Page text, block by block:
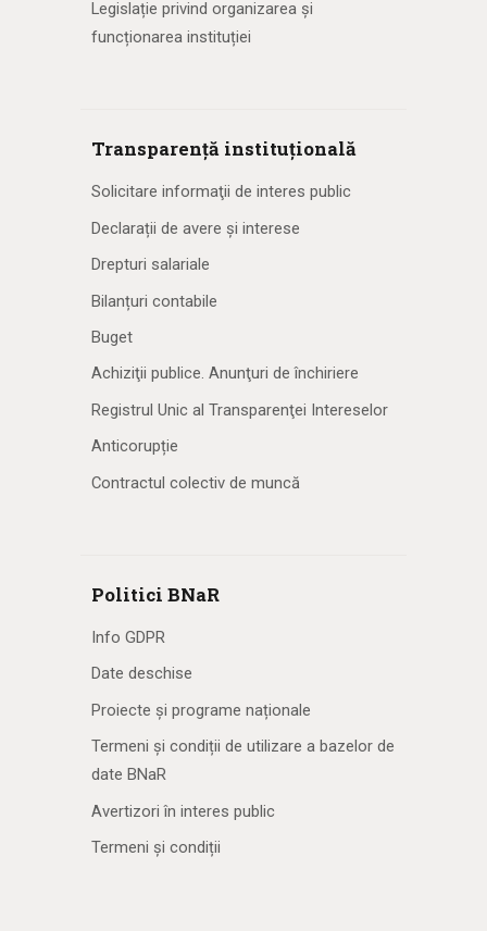
Legislație privind organizarea și
funcționarea instituției
Transparență instituțională
Solicitare informaţii de interes public
Declarații de avere și interese
Drepturi salariale
Bilanțuri contabile
Buget
Achiziţii publice. Anunţuri de închiriere
Registrul Unic al Transparenţei Intereselor
Anticorupție
Contractul colectiv de muncă
Politici BNaR
Info GDPR
Date deschise
Proiecte și programe naționale
Termeni și condiții de utilizare a bazelor de
date BNaR
Avertizori în interes public
Termeni și condiții